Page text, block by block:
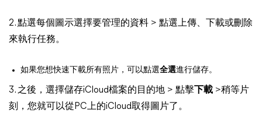
2. 點選每個圖示選擇要管理的資料 > 點選上傳、下載或刪除
來執行任務。
如果您想快速下載所有照片，可以點選全選進行儲存。
3. 之後，選擇儲存iCloud檔案的目的地 > 點擊 下載 >稍等片
刻，您就可以從PC上的iCloud取得圖片了。